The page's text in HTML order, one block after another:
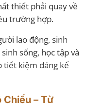
thiết phải quay về
trường hợp.
lao động, sinh
sống, học tập và
tiết kiệm đáng kể
Chiếu – Từ